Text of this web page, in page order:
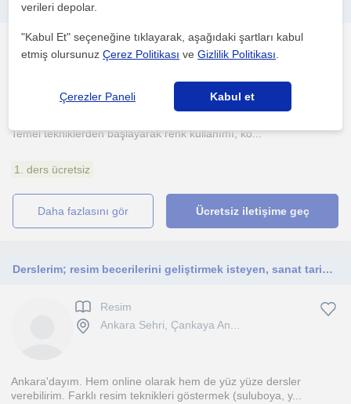
Suluboya Teknikleri ve Resim Uygulamaları
Resim
Çankaya Ankara, Mühye, Y...
Temel tekniklerden başlayarak renk kullanımı, ko...
1. ders ücretsiz
daha fazlasını gör Ücretsiz iletişime geç
Derslerim; resim becerilerini geliştirmek isteyen, sanat tarihi ögrenmek isteyen çocuk, genç ve yetişkinlere yöneliktir.
Resim
Ankara Sehri, Çankaya An...
Ankara'dayım. Hem online olarak hem de yüz yüze dersler
verebilirim. Farklı resim teknikleri göstermek (suluboya, y...
verileri depolar.
"Kabul Et" seçeneğine tıklayarak, aşağıdaki şartları kabul
etmiş olursunuzÇerez Politikası veGizlilik Politikası
Çerezler Paneli Kabul et